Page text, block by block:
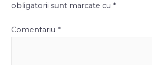
obligatorii sunt marcate cu *
Comentariu *